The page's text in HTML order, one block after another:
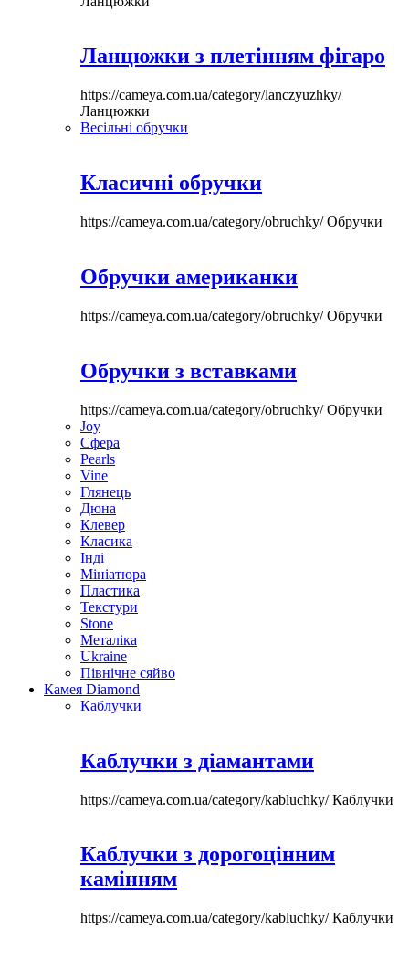
Ланцюжки з плетінням фігаро
https://cameya.com.ua/category/lanczyuzhky/
Ланцюжки
Весільні обручки
Класичні обручки
https://cameya.com.ua/category/obruchky/Обручки
Обручки американки
https://cameya.com.ua/category/obruchky/Обручки
Обручки з вставками
https://cameya.com.ua/category/obruchky/Обручки
Joy
Сфера
Pearls
Vine
Глянець
Дюна
Клевер
Класика
Інді
Мініатюра
Пластика
Текстури
Stone
Металіка
Ukraine
Північне сяйво
Камея Diamond
Каблучки
Каблучки з діамантами
https://cameya.com.ua/category/kabluchky/Каблучки
Каблучки з дорогоцінним
камінням
https://cameya.com.ua/category/kabluchky/Каблучки